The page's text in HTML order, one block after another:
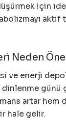
için
aktif
Neden
ve enerji
dinlenme günü
artar hem
hale gelir.